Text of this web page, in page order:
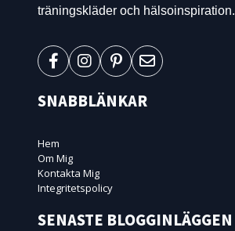
träningskläder och hälsoinspiration.
SNABBLÄNKAR
Hem
Om Mig
Kontakta Mig
Integritetspolicy
SENASTE BLOGGINLÄGGEN